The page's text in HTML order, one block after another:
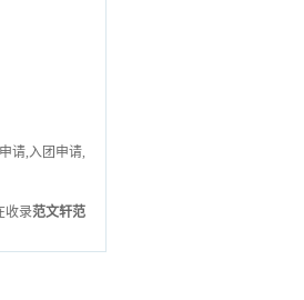
请,入团申请,
收录范文轩范